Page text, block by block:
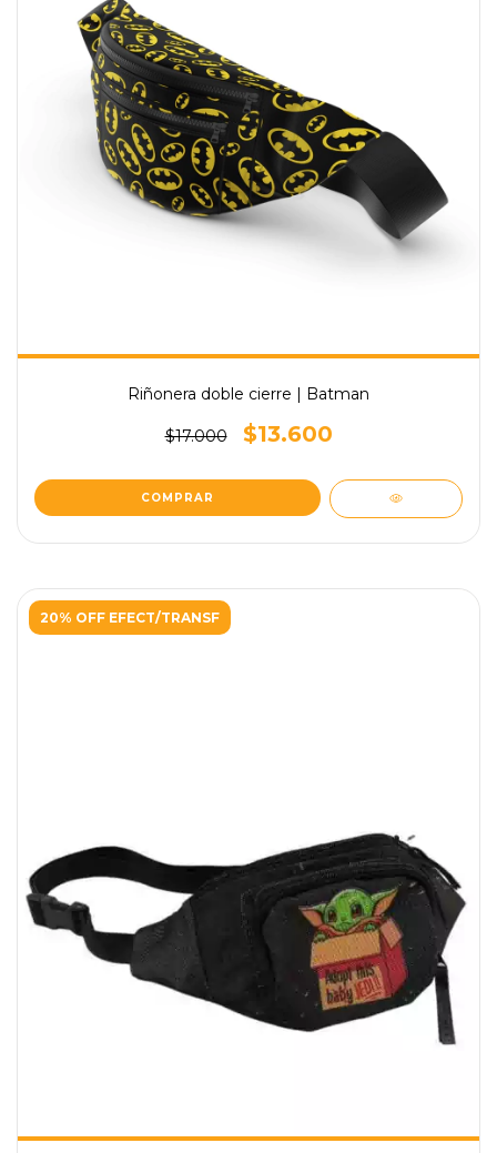
Riñonera doble cierre | Batman
$17.000 $13.600
20% OFF EFECT/TRANSF